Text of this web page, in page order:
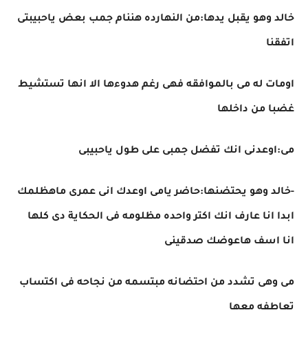
خالد وهو يقبل يدها:من النهارده هننام جمب بعض ياحبيبتى
اتفقنا
اومات له مى بالموافقه فهى رغم هدوءها الا انها تستشيط
غضبا من داخلها
مى:اوعدنى انك تفضل جمبى على طول ياحبيبى
-خالد وهو يحتضنها:حاضر يامى اوعدك انى عمرى ماهظلمك
ابدا انا عارف انك اكتر واحده مظلومه فى الحكاية دى كلها
انا اسف هاعوضك صدقينى
مى وهى تشدد من احتضانه مبتسمه من نجاحه فى اكتساب
تعاطفه معها